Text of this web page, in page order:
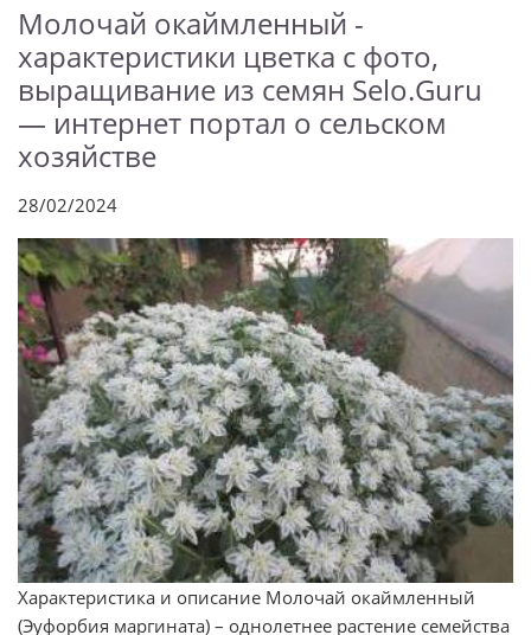
Молочай окаймленный -
характеристики цветка с фото,
выращивание из семян Selo.Guru
— интернет портал о сельском
хозяйстве
28/02/2024
Характеристика и описание Молочай окаймленный
(Эуфорбия маргината) – однолетнее растение семейства